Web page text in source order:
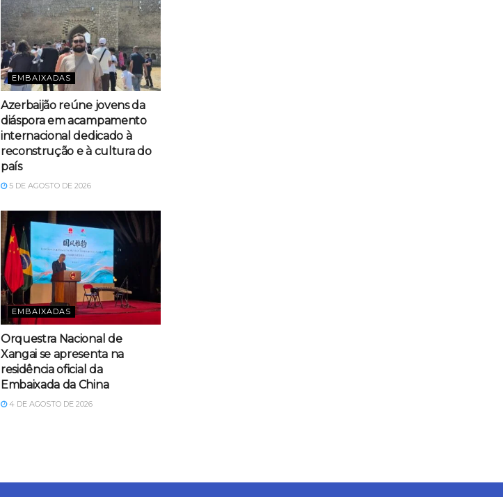
EMBAIXADAS
Azerbaijão reúne jovens da
diáspora em acampamento
internacional dedicado à
reconstrução e à cultura do
país
5 DE AGOSTO DE 2026
EMBAIXADAS
Orquestra Nacional de
Xangai se apresenta na
residência oficial da
Embaixada da China
4 DE AGOSTO DE 2026